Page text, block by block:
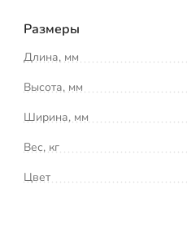
Размеры
Длина, мм
Высота, мм
Ширина, мм
Вес, кг
Цвет